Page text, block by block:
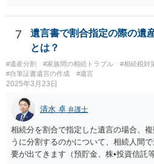
っていない部分については請求すれば
ついては、お父様自身が遺産分割手続
らめるしかないと思います。
7
遺言書で割合指定の際の遺
とは？
#遺産分割 #家族間の相続トラブル #相続税対
#自筆証書遺言の作成
#遺言
2025年3月23日
清水 卓 弁護士
相続分を割合で指定した遺言の場合、
うに分割するのかについて、相続人間
要が出てきます（預貯金、株•投資信託